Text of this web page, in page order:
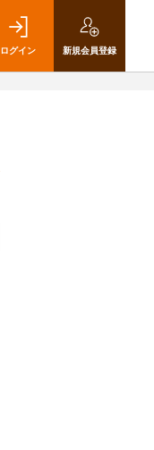
ログイン 新規会員登録